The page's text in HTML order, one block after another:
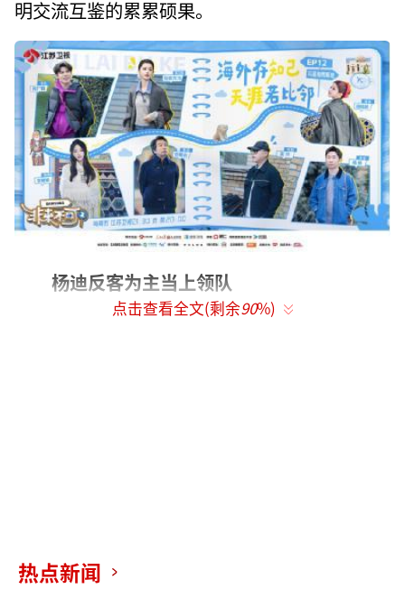
明交流互鉴的累累硕果。
杨迪反客为主当上领队
点击查看全文(剩余90%)
热点新闻